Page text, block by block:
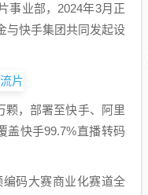
事业部，2024年3月正
与快手集团共同发起设
颗，部署至快手、阿里
盖快手99.7%直播转码
码大赛商业化赛道全